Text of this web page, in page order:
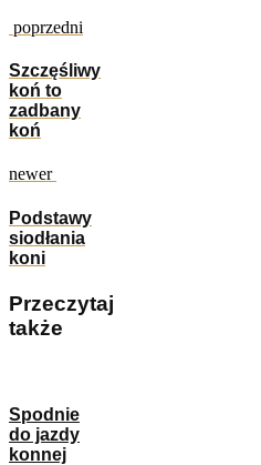
poprzedni
Szczęśliwy
koń to
zadbany
koń
newer
Podstawy
siodłania
koni
Przeczytaj
także
Spodnie
do jazdy
konnej